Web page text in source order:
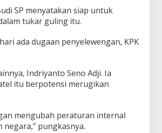
SP menyatakan siap untuk
tukar guling itu.
ada dugaan penyelewengan, KPK
Indriyanto Seno Adji. Ia
itu berpotensi merugikan
mengubah peraturan internal
pungkasnya.